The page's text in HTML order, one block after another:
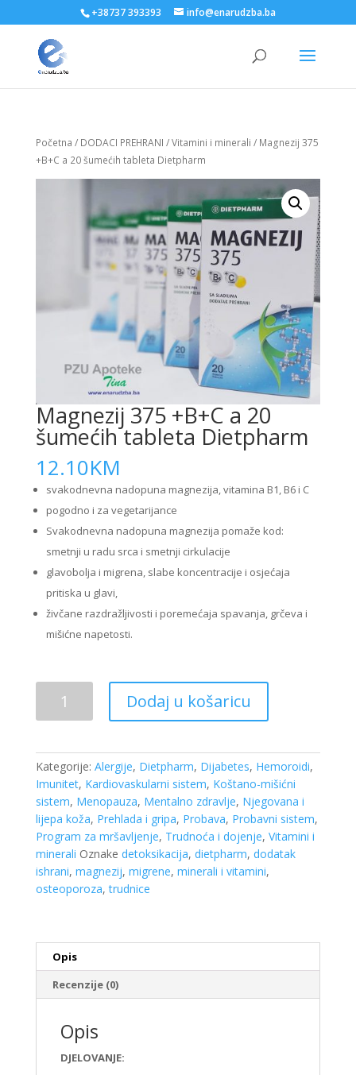
+38737 393393 info@enarudzba.ba
Početna / DODACI PREHRANI /Vitamini i minerali / Magnezij 375
+B+C a 20 šumećih tableta Dietpharm
Magnezij 375 +B+C a 20
šumećih tableta Dietpharm
12.10KM
svakodnevna nadopuna magnezija, vitamina B1, B6 i C
pogodno i za vegetarijance
Svakodnevna nadopuna magnezija pomaže kod:
smetnji u radu srca i smetnji cirkulacije
glavobolja i migrena, slabe koncentracije i osjećaja
pritiska u glavi,
živčane razdražljivosti i poremećaja spavanja, grčeva i
mišićne napetosti.
+B+C
20
šumećih
tableta
Dietpharm
količina
Dodaj u košaricu
Kategorije: Alergije, Dietpharm, Dijabetes, Hemoroidi,
Imunitet, Kardiovaskularni sistem, Koštano-mišićni
sistem, Menopauza, Mentalno zdravlje, Njegovana i
lijepa koža, Prehlada i gripa, Probava, Probavni sistem,
Program za mršavljenje, Trudnoća i dojenje, Vitamini i
minerali Oznake detoksikacija, dietpharm, dodatak
ishrani, magnezij, migrene, minerali i vitamini,
osteoporoza,trudnice
Opis
Recenzije (0)
Opis
DJELOVANJE: